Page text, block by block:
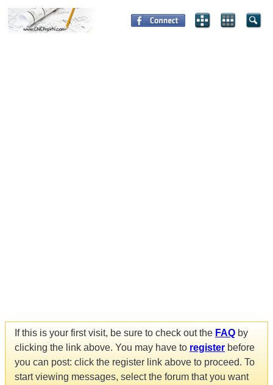
If this is your first visit, be sure to check out the FAQ by
clicking the link above. You may have to register before
you can post: click the register link above to proceed. To
start viewing messages, select the forum that you want